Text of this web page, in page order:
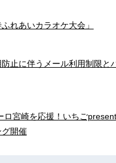
れあいカラオケ大会」
防止に伴うメール利用制限と
ロ宮崎を応援！いちご
グ開催